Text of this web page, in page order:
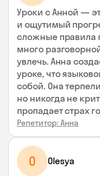
Уроки с Анной —
и ощутимый
сложные правила
много
увлечь. Анна
уроке, что
собой. Она
но никогда не
пропадает страх
Репетитор: Анна
O Olesya